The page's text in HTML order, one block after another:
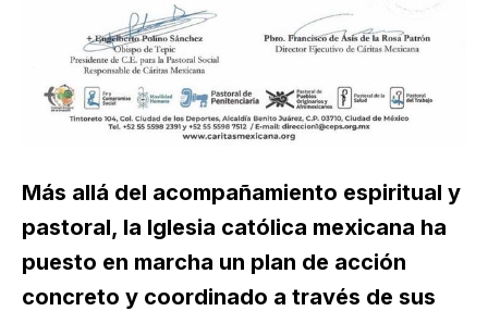
Más allá del acompañamiento espiritual y
pastoral, la Iglesia católica mexicana ha
puesto en marcha un plan de acción
concreto y coordinado a través de sus